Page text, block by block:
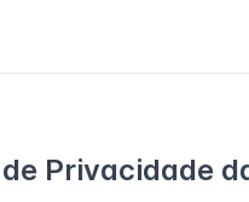
Privacidade